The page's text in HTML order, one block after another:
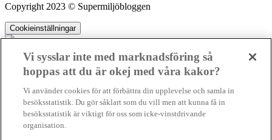
Copyright 2023 © Supermiljöbloggen
Cookieinställningar
ideella redaktion drivit miljödebatten framåt genom nyhetsbevakning
och granskningar. Nu vill vi utveckla vårt arbete – och vi hoppas att
du vill hjälpa oss.
Vi sysslar inte med marknadsföring så
hoppas att du är okej med våra kakor?
Vi använder cookies för att förbättra din upplevelse och samla in
besöksstatistik. Du gör såklart som du vill men att kunna få in
besöksstatistik är viktigt för oss som icke-vinstdrivande
organisation.